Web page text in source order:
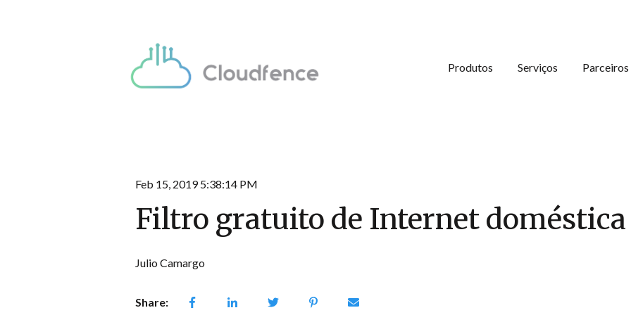
Produtos Serviços Parceiros
Feb 15, 2019 5:38:14 PM
Filtro gratuito de Internet doméstica
Julio Camargo
Share: